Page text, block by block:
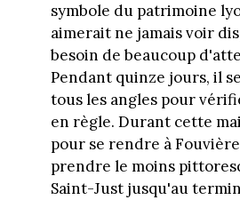
symbole du patrimoine
aimerait ne jamais voir
besoin de beaucoup
Pendant quinze jours, il
tous les angles pour
en règle. Durant cette
pour se rendre à
prendre le moins
Saint-Just jusqu'au